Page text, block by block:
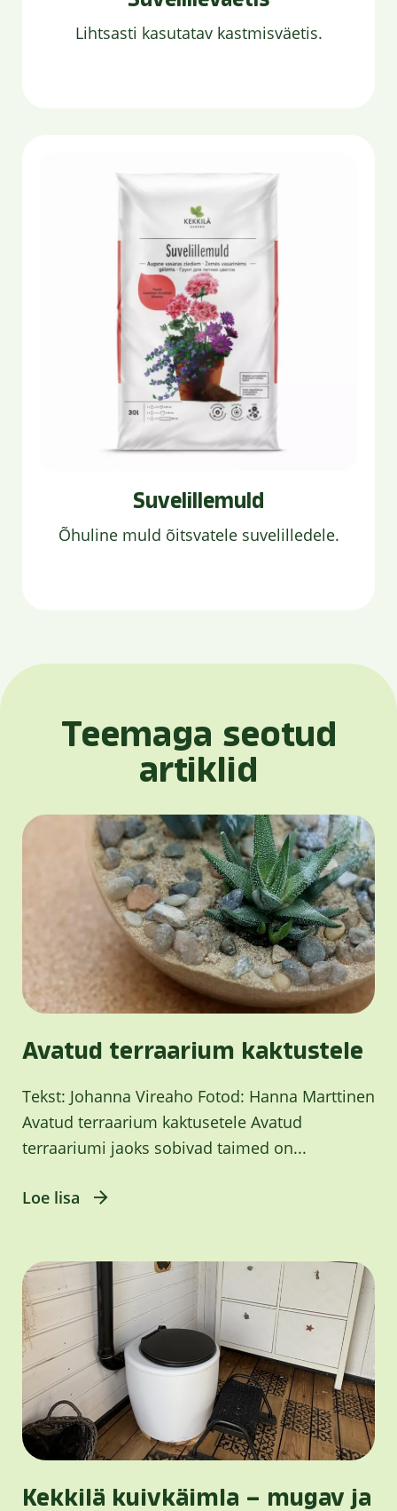
Lihtsasti kasutatav kastmisväetis.
Suvelillemuld
Õhuline muld õitsvatele suvelilledele.
Teemaga seotud
artiklid
Avatud terraarium kaktustele
Tekst: Johanna Vireaho Fotod: Hanna Marttinen
Avatud terraarium kaktusetele Avatud
terraariumi jaoks sobivad taimed on...
Loe lisa
Kekkilä kuivkäimla – mugav ja